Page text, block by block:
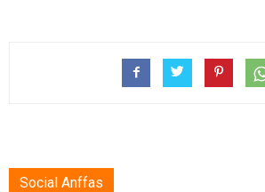
Social Anffas